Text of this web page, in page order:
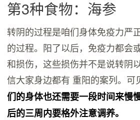
第3种食物：海参
转阴的过程是咱们身体免疫力严
的过程。阳了以后，免疫力都会
和损伤，这些损伤并不是说转阴
信大家身边都有 重阳的案列。可
们的身体也还需要一段时间来慢
后的三周内要格外注意调养。